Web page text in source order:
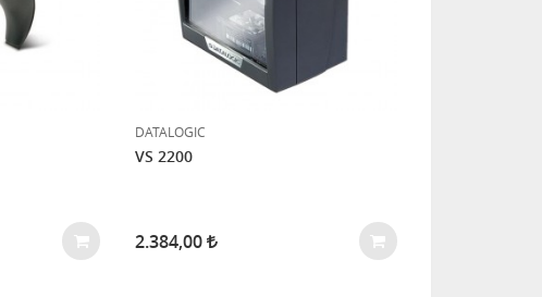
DATALOGIC
VS 2200
2.384,00